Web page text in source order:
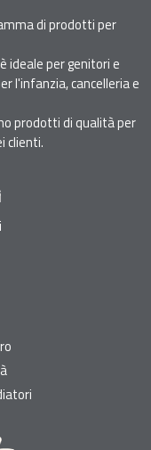
di prodotti per
ideale per genitori e
l'infanzia, cancelleria e
prodotti di qualità per
clienti.